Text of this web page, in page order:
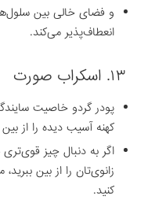
و فضای خالی بین
انعطاف‌پذیر می‌کند.
۱۳. اسکراب صورت
پودر گردو خاصیت
کهنه آسیب دیده را از
اگر به دنبال چیز
زانوی‌تان را از بین
کنید.